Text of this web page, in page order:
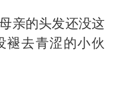
亲的头发还没这
褪去青涩的小伙